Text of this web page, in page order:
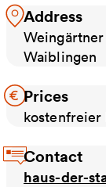
Address
Waiblingen
Prices
Contact
haus-der-